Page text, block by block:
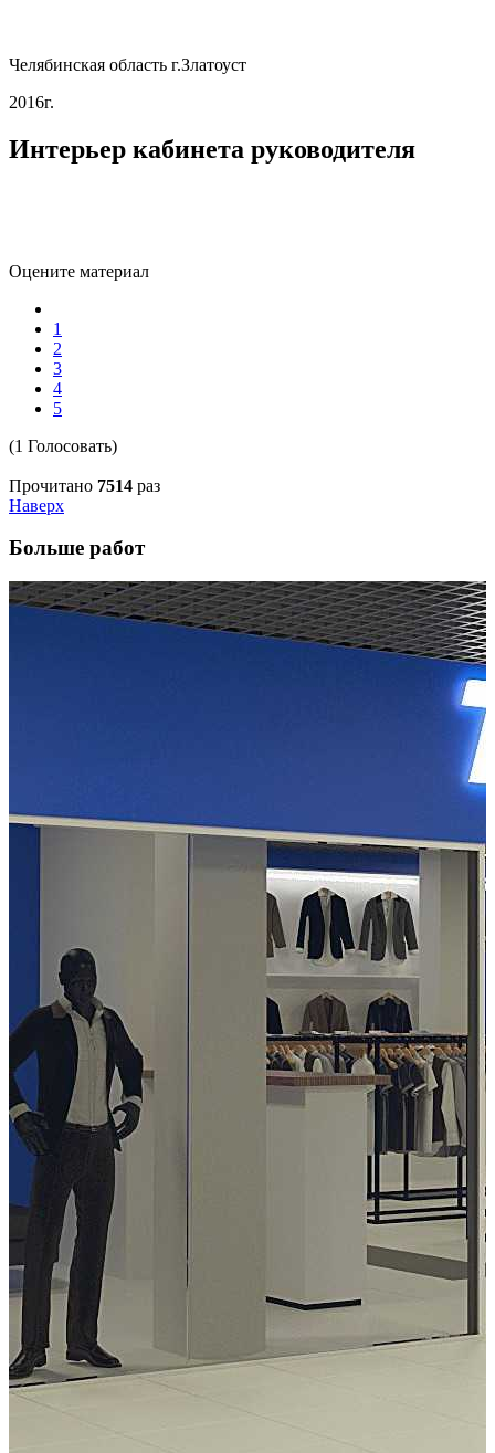
Челябинская область г.Златоуст
2016г.
Интерьер кабинета руководителя
Оцените материал
1
2
3
4
5
(1 Голосовать)
Прочитано 7514 раз
Наверх
Больше работ